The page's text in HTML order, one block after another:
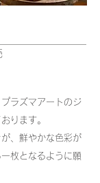
ラズマアートのジ
ります。
、鮮やかな色彩が
枚となるように願